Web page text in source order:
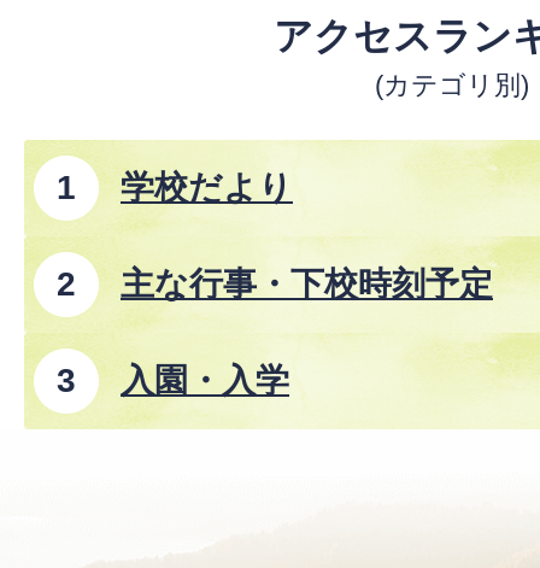
アクセスラン
(カテゴリ別)
学校だより
主な行事・下校時刻予定
入園・入学